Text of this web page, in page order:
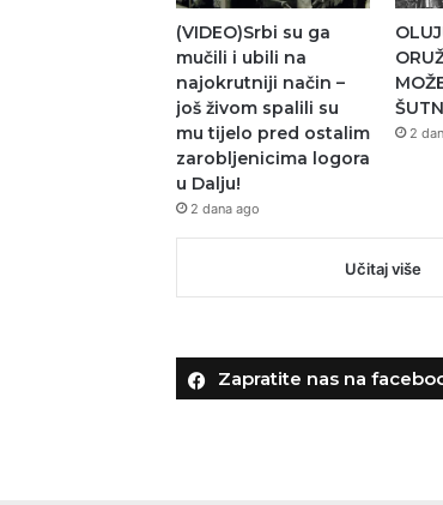
(VIDEO)Srbi su ga
mučili i ubili na
najokrutniji način –
još živom spalili su
mu tijelo pred ostalim
zarobljenicima logora
u Dalju!
2 dana ago
2
Učitaj više
Zapratite nas na